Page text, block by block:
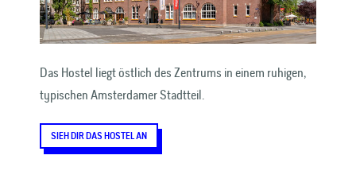
Das Hostel liegt östlich des Zentrums in einem ruhigen,
typischen Amsterdamer Stadtteil.
SIEH DIR DAS HOSTEL AN